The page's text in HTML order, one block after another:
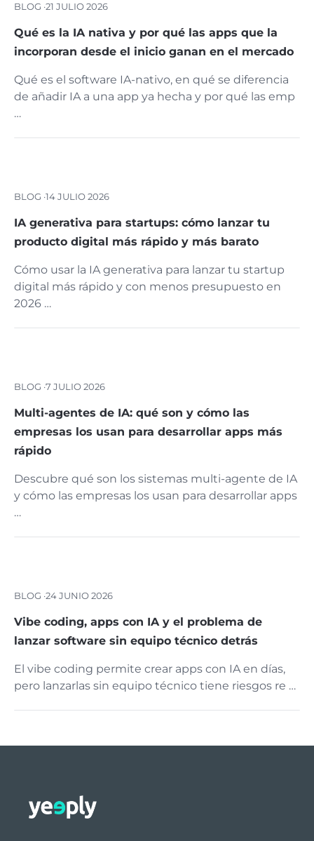
BLOG ·21 JULIO 2026
Qué es la IA nativa y por qué las apps que la
incorporan desde el inicio ganan en el mercado
Qué es el software IA-nativo, en qué se diferencia
de añadir IA a una app ya hecha y por qué las emp
…
BLOG ·14 JULIO 2026
IA generativa para startups: cómo lanzar tu
producto digital más rápido y más barato
Cómo usar la IA generativa para lanzar tu startup
digital más rápido y con menos presupuesto en
2026 …
BLOG ·7 JULIO 2026
Multi-agentes de IA: qué son y cómo las
empresas los usan para desarrollar apps más
rápido
Descubre qué son los sistemas multi-agente de IA
y cómo las empresas los usan para desarrollar apps
…
BLOG ·24 JUNIO 2026
Vibe coding, apps con IA y el problema de
lanzar software sin equipo técnico detrás
El vibe coding permite crear apps con IA en días,
pero lanzarlas sin equipo técnico tiene riesgos re …